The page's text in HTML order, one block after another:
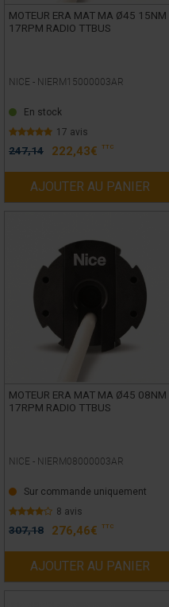
MOTEUR ERA MAT MA Ø45 15NM
17RPM RADIO TTBUS
NICE - NIERM15000003AR
En stock
17 avis
247,14 222,43€ TTC
AJOUTER AU PANIER
MOTEUR ERA MAT MA Ø45 08NM
17RPM RADIO TTBUS
NICE - NIERM08000003AR
Sur commande uniquement
8 avis
307,18 276,46€ TTC
AJOUTER AU PANIER